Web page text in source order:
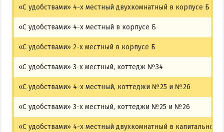
«С удобствами» 4-х местный двухкомнатный в корпусе Б
«С удобствами» 4-х местный в корпусе Б
«С удобствами» 2-х местный в корпусе Б
«С удобствами» 3-х местный, коттедж №34
«С удобствами» 4-х местный, коттеджи №25 и №26
«С удобствами» 3-х местный, коттеджи №25 и №26
«С удобствами» 4-х местный двухкомнатный в капитальном